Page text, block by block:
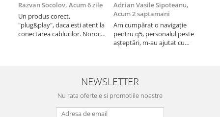
Razvan Socolov, Acum 6 zile
Un produs corect,
"plug&play", daca esti atent la
conectarea cablurilor. Noroc
indrumat pas cu pas si mi-a
atras atentia ca nu era
conectat cablul de video de la
Adrian Vasile Sipoteanu,
Acum 2 saptamani
Am cumpărat o navigație
pentru q5, personalul peste
așteptări, m-au ajutat cu
rânduri. Foarte serviabili,
livrare rapidă, suport tehnic,
totul impecabil, o să revin la ei
și pentru vi...
NEWSLETTER
Nu rata ofertele si promotiile noastre